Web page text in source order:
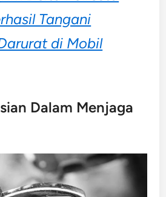
Tangani
di Mobil
Dalam Menjaga